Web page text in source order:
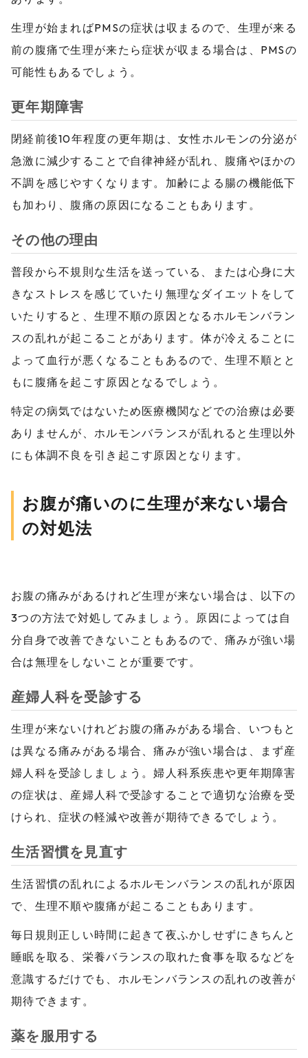
生理が始まればPMSの症状は収まるので、生理が来る
前の腹痛で生理が来たら症状が収まる場合は、PMSの
可能性もあるでしょう。
更年期障害
閉経前後10年程度の更年期は、女性ホルモンの分泌が
急激に減少することで自律神経が乱れ、腹痛やほかの
不調を感じやすくなります。加齢による腸の機能低下
も加わり、腹痛の原因になることもあります。
その他の理由
普段から不規則な生活を送っている、または心身に大
きなストレスを感じていたり無理なダイエットをして
いたりすると、生理不順の原因となるホルモンバラン
スの乱れが起こることがあります。体が冷えることに
よって血行が悪くなることもあるので、生理不順とと
もに腹痛を起こす原因となるでしょう。
特定の病気ではないため医療機関などでの治療は必要
ありませんが、ホルモンバランスが乱れると生理以外
にも体調不良を引き起こす原因となります。
お腹が痛いのに生理が来ない場合
の対処法
お腹の痛みがあるけれど生理が来ない場合は、以下の
3つの方法で対処してみましょう。原因によっては自
分自身で改善できないこともあるので、痛みが強い場
合は無理をしないことが重要です。
産婦人科を受診する
生理が来ないけれどお腹の痛みがある場合、いつもと
は異なる痛みがある場合、痛みが強い場合は、まず産
婦人科を受診しましょう。婦人科系疾患や更年期障害
の症状は、産婦人科で受診することで適切な治療を受
けられ、症状の軽減や改善が期待できるでしょう。
生活習慣を見直す
生活習慣の乱れによるホルモンバランスの乱れが原因
で、生理不順や腹痛が起こることもあります。
毎日規則正しい時間に起きて夜ふかしせずにきちんと
睡眠を取る、栄養バランスの取れた食事を取るなどを
意識するだけでも、ホルモンバランスの乱れの改善が
期待できます。
薬を服用する